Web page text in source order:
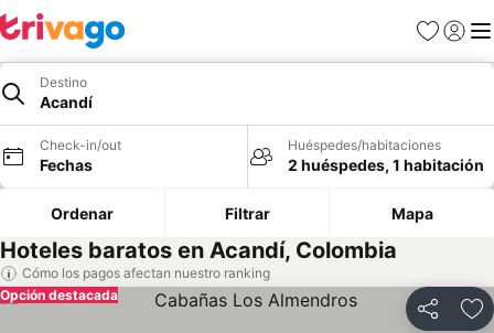
Favoritos
Iniciar
Destino
Acandí
Check-in/out
Fechas
Huéspedes/habitaciones
2 huéspedes, 1 habitación
Ordenar Filtrar Mapa
Hoteles baratos en Acandí, Colombia
Cómo los pagos afectan nuestro ranking
Compartir
Opción destacada